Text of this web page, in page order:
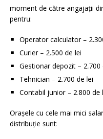
moment de către angajații
pentru:
Operator calculator –
Curier – 2.500 de lei
Gestionar depozit – 2.700
Tehnician – 2.700 de lei
Contabil junior – 2.800 de
Orașele cu cele mai mici
distribuție sunt: